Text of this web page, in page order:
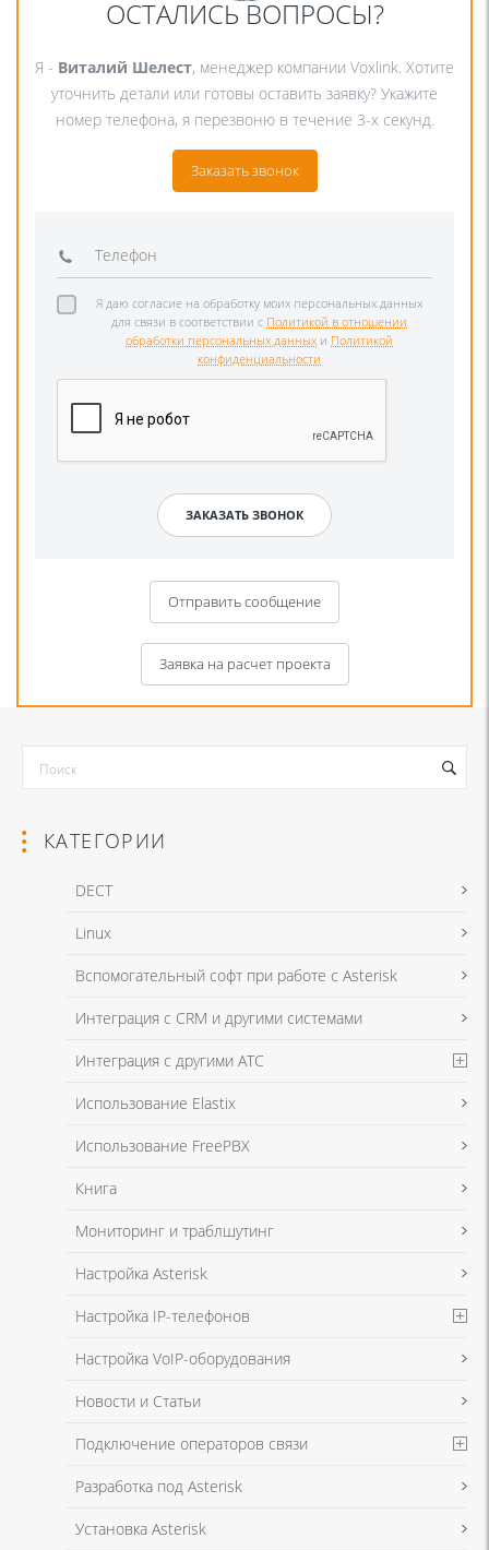
ОСТАЛИСЬ ВОПРОСЫ?
Я - Виталий Шелест, менеджер компании Voxlink. Хотите
уточнить детали или готовы оставить заявку? Укажите
номер телефона, я перезвоню в течение 3-х секунд.
Заказать звонок
Я даю согласие на обработку моих персональных данных
для связи в соответствии с Политикой в отношении
обработки персональных данных и Политикой
конфиденциальности
Отправить сообщение
Я даю согласие на обработку моих персональных данных для связи
в соответствии с Политикой в отношении обработки персональных
Заявка на расчет проекта
Я даю согласие на обработку моих персональных данных для связи
в соответствии с Политикой в отношении обработки персональных
КАТЕГОРИИ
DECT
Linux
Вспомогательный софт при работе с Asterisk
Интеграция с CRM и другими системами
Интеграция с другими АТС
Использование Elastix
Использование FreePBX
Книга
Мониторинг и траблшутинг
Настройка Asterisk
Настройка IP-телефонов
Настройка VoIP-оборудования
Новости и Статьи
Подключение операторов связи
Разработка под Asterisk
Установка Asterisk